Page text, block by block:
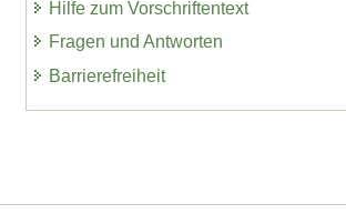
Hilfe zum Vorschriftentext
Fragen und Antworten
Barrierefreiheit